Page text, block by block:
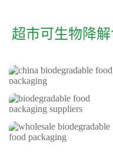
超市可生物降